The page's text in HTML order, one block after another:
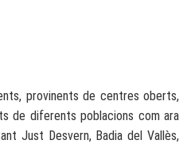
provinents de centres oberts,
de diferents poblacions com ara
Just Desvern, Badia del Vallès,